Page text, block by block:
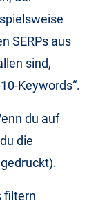
SERPs aus
sind,
Keywords“.
du auf
die
filtern